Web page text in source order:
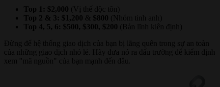
Top 1: $2,000 (Vị thế độc tôn)
Top 2 & 3: $1,200 & $800 (Nhóm tinh anh)
Top 4, 5, 6: $500, $300, $200 (Bản lĩnh kiên định)
Đừng để hệ thống giao dịch của bạn bị lãng quên trong sự an toàn
của những giao dịch nhỏ lẻ. Hãy đưa nó ra đấu trường để kiểm định
xem "mã nguồn" của bạn mạnh đến đâu.